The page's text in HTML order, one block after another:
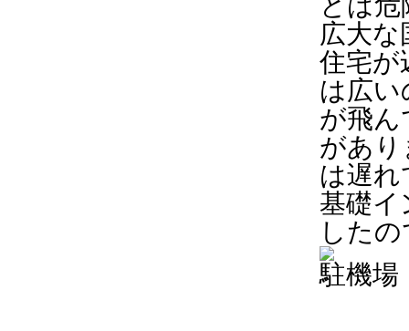
広大
住宅が
は広
が飛ん
があり
は遅
基礎イ
した
駐機